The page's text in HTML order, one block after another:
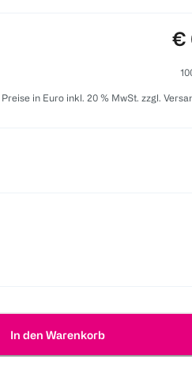
€
Preise in Euro inkl. 20 % MwSt. zzgl.
In den Warenkorb